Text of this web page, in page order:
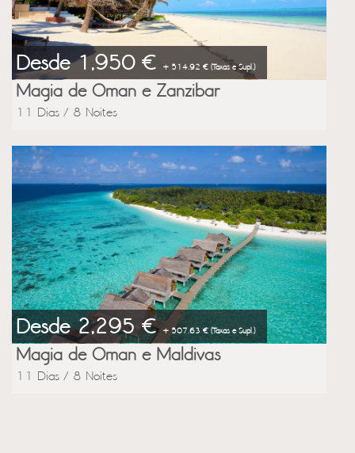
Desde 1,950 € + 514.92 € (Taxas e Supl.)
Magia de Oman e Zanzibar
11 Dias / 8 Noites
Desde 2,295 €+ 507.63 € (Taxas e Supl.)
Magia de Oman e Maldivas
11 Dias / 8 Noites